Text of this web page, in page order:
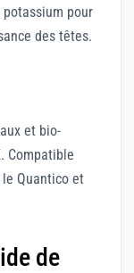
pour
des têtes.
et bio-
Compatible
Quantico et
de